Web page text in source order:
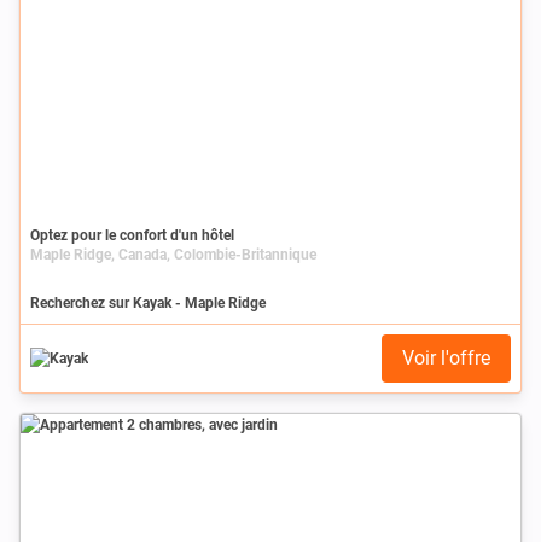
Optez pour le confort d'un hôtel
Maple Ridge, Canada, Colombie-Britannique
Recherchez sur Kayak - Maple Ridge
Voir l'offre